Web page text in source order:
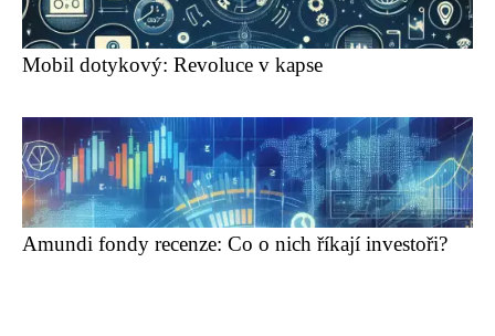
Mobil dotykový: Revoluce v kapse
Amundi fondy recenze: Co o nich říkají investoři?